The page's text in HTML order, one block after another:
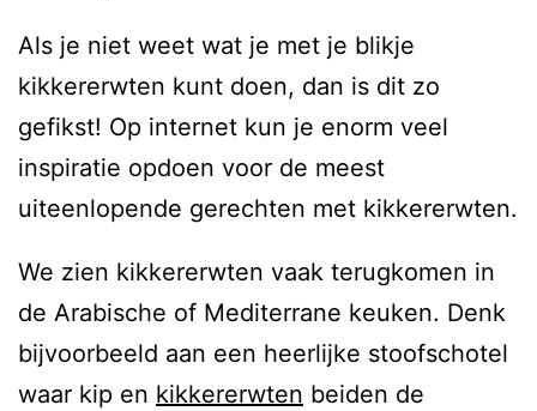
Als je niet weet wat je met je blikje
kikkererwten kunt doen, dan is dit zo
gefikst! Op internet kun je enorm veel
inspiratie opdoen voor de meest
uiteenlopende gerechten met kikkererwten.
We zien kikkererwten vaak terugkomen in
de Arabische of Mediterrane keuken. Denk
bijvoorbeeld aan een heerlijke stoofschotel
waar kip en kikkererwten beiden de